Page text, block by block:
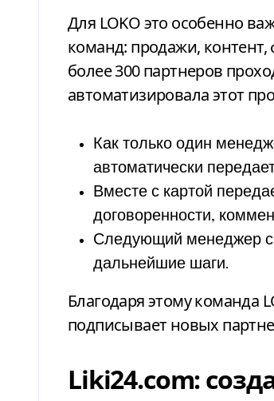
Для LOKO это особенно
команд: продажи,
более 300 партнеров
автоматизировала этот
Как только один
автоматически
Вместе с картой
договоренности,
Следующий менеджер
дальнейшие шаги.
Благодаря этому команда
подписывает новых
Liki24.com: